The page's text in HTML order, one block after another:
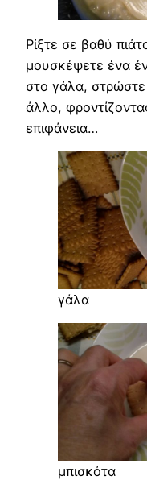
Ρίξτε σε βαθύ
μουσκέψετε ένα
στο γάλα, στρώστε
άλλο,
επιφάνεια…
γάλα
μπισκότα